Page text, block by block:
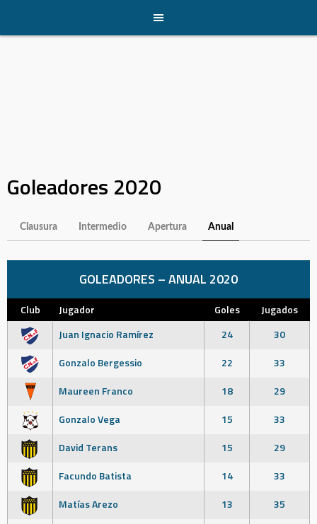
content
Goleadores 2020
Clausura Intermedio Apertura Anual
GOLEADORES – ANUAL 2020
Club Jugador Goles
Jugados
Juan Ignacio Ramírez
24
30
Gonzalo Bergessio
22
33
Maureen Franco
18
29
Gonzalo Vega
15
33
David Terans
15
29
Facundo Batista
14
33
Matías Arezo
13
35